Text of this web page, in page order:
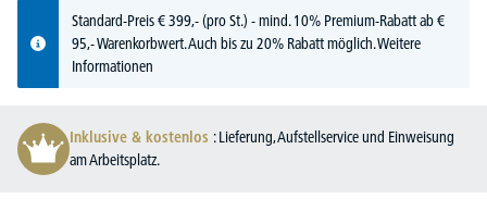
Standard-Preis€399,-(pro St.) - mind. 10% Premium-Rabatt ab €
95,- Warenkorbwert. Auch bis zu 20% Rabatt möglich.Weitere
Informationen
Inklusive & kostenlos : Lieferung, Aufstellservice und Einweisung
am Arbeitsplatz.